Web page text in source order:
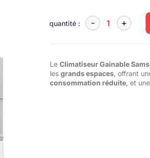
quantité :
Le Climatiseur Gainable
les grands espaces, offrant
consommation réduite, et une